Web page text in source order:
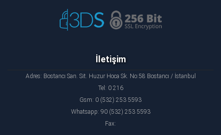
İletişim
Adres: Bostancı San. Sit. Huzur Hoca Sk. No:58 Bostancı / İstanbul
Tel: 0 216
Gsm: 0 (532) 253 5593
Whatsapp: 90 (532) 253 5593
Fax: